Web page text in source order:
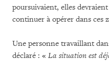
poursuivaient, elles
continuer à opérer dans ces
Une personne travaillant
déclaré : « La situation est